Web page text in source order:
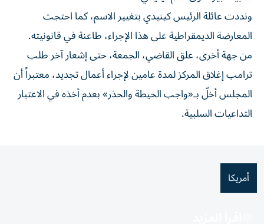
ونددت عائلة الرئيس كينيدي بتغيير الاسم، كما احتجت
المعارضة الديمقراطية على هذا الإجراء، طاعنة في قانونيته.
من جهة أخرى، علق القاضي، الجمعة، حتى إشعار آخر طلب
ترامب إغلاق المركز لمدة عامين لإجراء أعمال تجديد، معتبراً أن
المجلس أخلّ بـ«واجب الحيطة والحذر» بعدم أخذه في الاعتبار
التداعيات السلبية.
أمريكا